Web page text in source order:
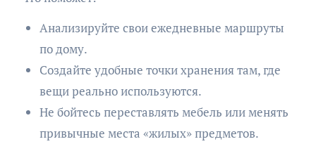
Анализируйте свои ежедневные маршруты
по дому.
Создайте удобные точки хранения там, где
вещи реально используются.
Не бойтесь переставлять мебель или менять
привычные места «жилых» предметов.